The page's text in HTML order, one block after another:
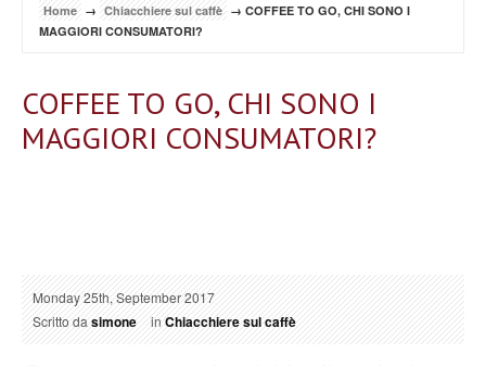
Home → Chiacchiere sul caffè → COFFEE TO GO, CHI SONO I
MAGGIORI CONSUMATORI?
COFFEE TO GO, CHI SONO I
MAGGIORI CONSUMATORI?
Monday 25th, September 2017
Scritto dasimone inChiacchiere sul caffè